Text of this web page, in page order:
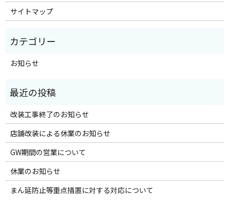
サイトマップ
お知らせ
改装工事終了のお知らせ
店舗改装による休業のお知らせ
GW期間の営業について
休業のお知らせ
まん延防止等重点措置に対する対応について